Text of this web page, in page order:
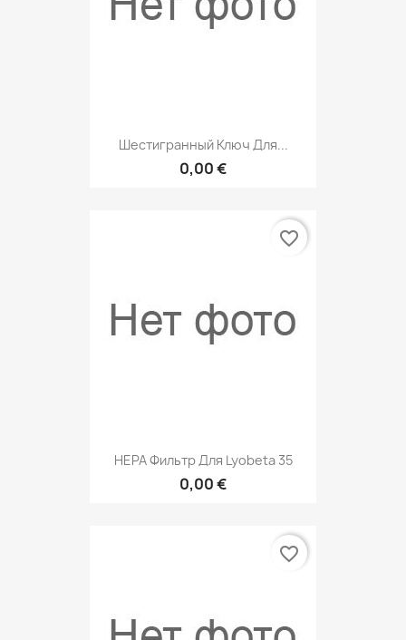
Шестигранный Ключ Для...
0,00 €
HEPA Фильтр Для Lyobeta 35
0,00 €
favorite_border
favorite_border